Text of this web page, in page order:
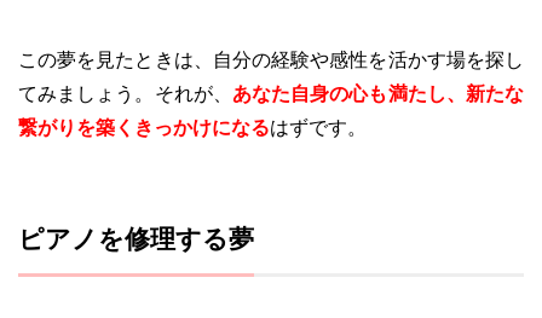
この夢を見たときは、自分の経験や感性を活かす場を探し
てみましょう。それが、 あなた自身の心も満たし、新たな
繋がりを築くきっかけになるはずです。
ピアノを修理する夢